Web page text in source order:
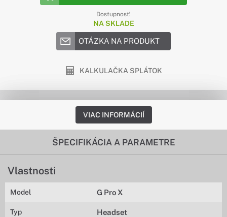
Dostupnosť:
NA SKLADE
OTÁZKA NA PRODUKT
KALKULAČKA SPLÁTOK
VIAC INFORMÁCIÍ
ŠPECIFIKÁCIA A PARAMETRE
Vlastnosti
Model G Pro X
Typ Headset